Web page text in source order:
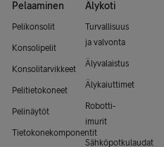
Pelaaminen
Pelikonsolit
Konsolipelit
Konsolitarvikkeet
Pelitietokoneet
Pelinäytöt
Tietokonekomponentit
Älykoti
Turvallisuus
ja valvonta
Älyvalaistus
Älykaiuttimet
Robotti-
imurit
Sähköpotkulaudat